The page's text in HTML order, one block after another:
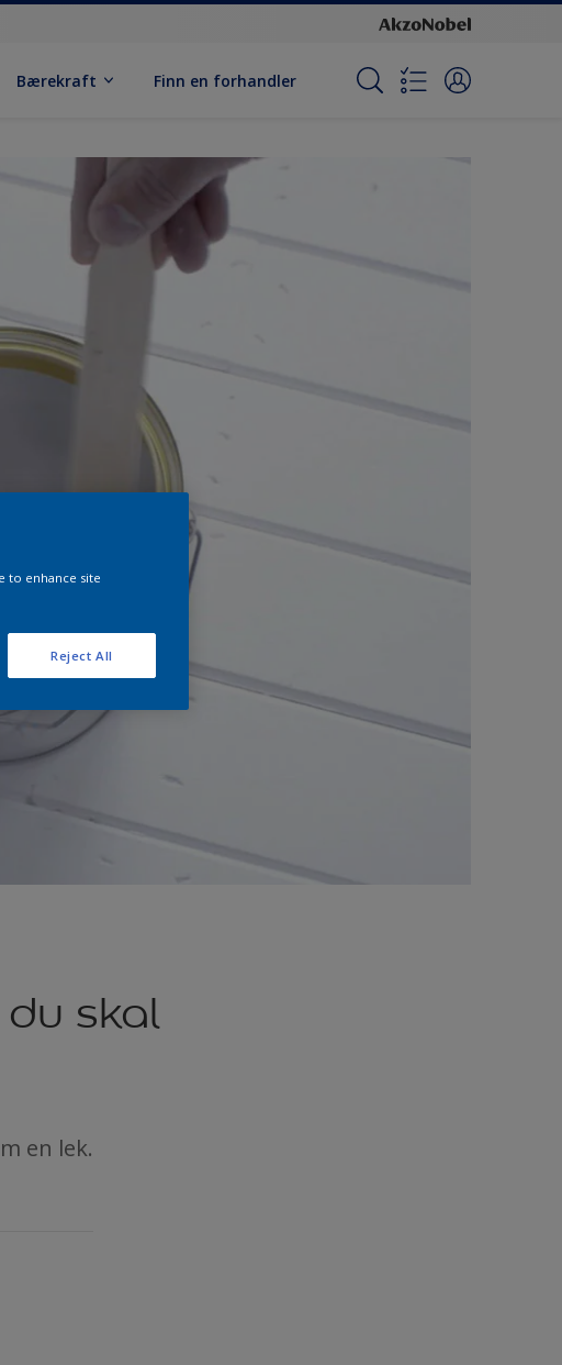
Bærekraft Finn en forhandler
skal
en lek.
to enhance site
Reject All